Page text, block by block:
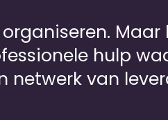
hulp
netwerk van